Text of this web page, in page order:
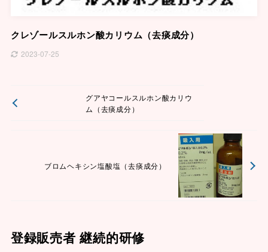
クレゾールスルホン酸カリウム（去痰成分）
2023-07-25
グアヤコールスルホン酸カリウ
ム（去痰成分）
ブロムヘキシン塩酸塩（去痰成分）
登録販売者 継続的研修